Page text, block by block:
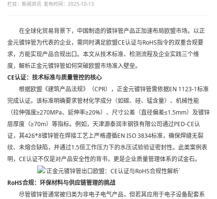
栏目：新闻资讯 发布时间：2025-10-13
在全球化贸易背景下，中国制造的镀锌管产品正加速布局欧盟市场。以正
金元镀锌管为代表的企业，需同时满足欧盟CE认证与RoHS指令的双重合规要
求，方能实现产品合规出口。本文从技术标准、检测流程及企业实践三个维
度，解析正金元镀锌管如何突破欧盟市场准入壁垒。
CE认证：技术标准与质量管控的核心
根据欧盟《建筑产品法规》（CPR），正金元镀锌管需依据EN 1123-1标准
完成认证。该标准明确要求管材化学成分（如碳、硅、锰含量）、机械性能
（拉伸强度≥270MPa、延伸率≥20%）、尺寸公差（直径偏差≤1.5mm）及镀锌
层厚度（≥70m）等指标。例如，天津源泰润丰钢铁有限公司通过PED-CE认
证，其426*8镀锌管在焊接工艺上严格遵循EN ISO 3834标准，确保焊缝无裂
纹、未熔合缺陷，并通过1.5倍工作压力下的水压试验验证密封性。此类案例表
明，CE认证不仅是对产品安全性的背书，更是企业质量管理体系的试金石。
RoHS合规：环保材料与供应链管理的挑战
尽管镀锌管通常被归类为非电子电气产品，但若其应用于电子设备配套系